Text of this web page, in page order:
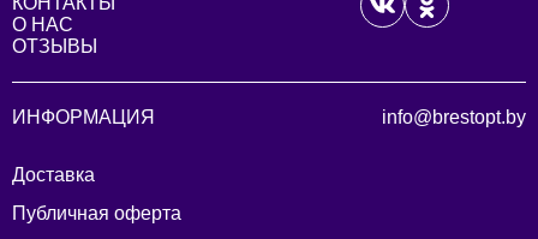
О НАС
ОТЗЫВЫ
ИНФОРМАЦИЯ
Доставка
Публичная оферта
info@brestopt.by